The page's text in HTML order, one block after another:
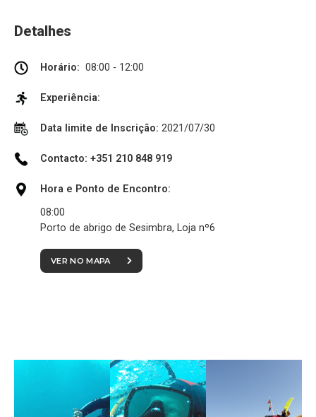
Detalhes
Horário: 08:00 - 12:00
Experiência:
Data limite de Inscrição: 2021/07/30
Contacto: +351 210 848 919
Hora e Ponto de Encontro:
08:00
Porto de abrigo de Sesimbra, Loja nº6
VER NO MAPA